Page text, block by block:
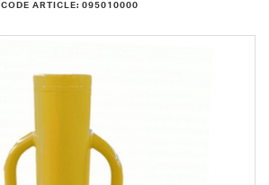
CODE ARTICLE: 095010000